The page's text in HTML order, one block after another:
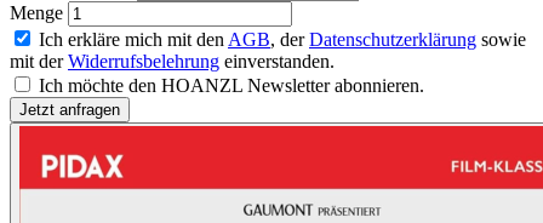
Menge
Ich erkläre mich mit den AGB, derDatenschutzerklärung sowie
mit derWiderrufsbelehrung einverstanden.
Ich möchte den HOANZL Newsletter abonnieren.